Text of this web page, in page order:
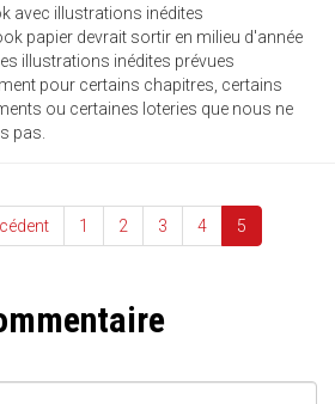
avec illustrations inédites
papier devrait sortir en milieu d'année
illustrations inédites prévues
pour certains chapitres, certains
ou certaines loteries que nous ne
pas.
1 2 3 4 5